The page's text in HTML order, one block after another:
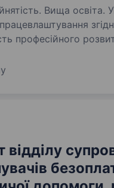
Вища освіта. Умови роботи:
професійного розвитку;
до 17.00 год. Посадові